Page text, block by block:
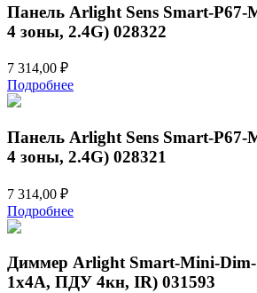
Панель Arlight Sens Smart-P67-
4 зоны, 2.4G) 028322
7 314,00 ₽
Подробнее
Панель Arlight Sens Smart-P67-
4 зоны, 2.4G) 028321
7 314,00 ₽
Подробнее
Диммер Arlight Smart-Mini-Dim-
1x4A, ПДУ 4кн, IR) 031593